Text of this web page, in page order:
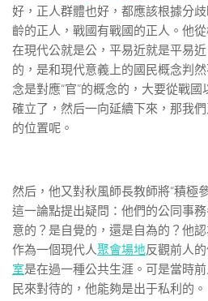
好，正人群體也好，都應該根據分
齡的正人，戰國有戰國的正人。他
在現代公就是公，平易近就是平易
的，是和現代意義上的國民概念判
念是對應“官”的概念的，大要從戰
確立了，然后一向延續下來，那我
的位置呢。
然后，他又對秋風師長教師將“積極
這一論點提出疑問：他們的公同事
意的？是自覺的，還是自為的？他
作為一個現代人聚會場地反觀前人
室是在過一種公共生涯。可是當時
民來對待的，他能夠是出于私利的。